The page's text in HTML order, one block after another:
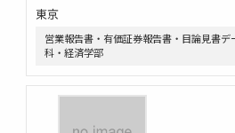
東京
営業報告書・有価証券報告書・目論見書デ
科・経済学部